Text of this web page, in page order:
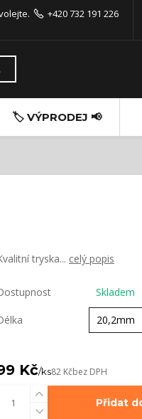
+420 732 191 226
🏷️ VÝPRODEJ 📢
tryska... celý popis
Skladem
Kč/ks82 Kčbez DPH
Přidat